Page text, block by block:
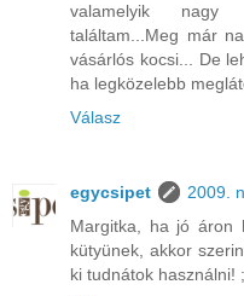
valamelyik nagy
találtam...Meg már
vásárlós kocsi... De
ha legközelebb
Válasz
egycsipet
2009.
Margitka, ha jó áron
kütyünek, akkor
ki tudnátok használni!